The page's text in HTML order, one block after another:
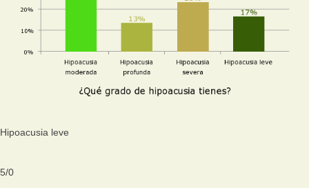
Hipoacusia leve
5/0